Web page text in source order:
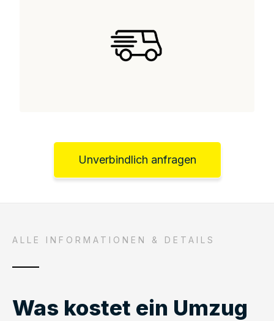
Unverbindlich anfragen
ALLE INFORMATIONEN & DETAILS
Was kostet ein Umzug